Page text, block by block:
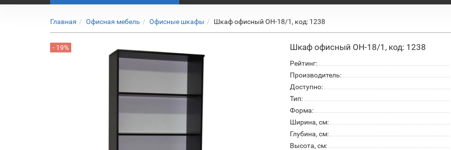
Главная Офисная мебель Офисные шкафы Шкаф офисный ОН-18/1, код: 1238
- 19% Шкаф офисный ОН-18/1, код: 1238
Рейтинг:
Производитель:
Доступно:
Тип:
Форма:
Ширина, см:
Глубина, см:
Высота, см: